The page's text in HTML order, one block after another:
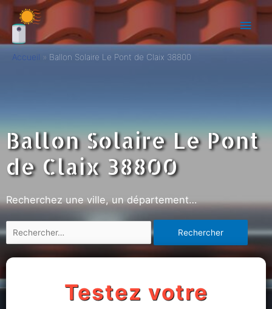
Accueil Ballon Solaire Le Pont de Claix 38800
Ballon Solaire Le Pont
de Claix 38800
Recherchez une ville, un département…
Testez votre